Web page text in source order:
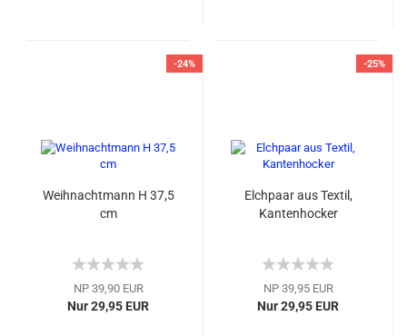
-24%
Weihnachtmann H 37,5
cm
NP 39,90 EUR
Nur 29,95 EUR
-25%
Elchpaar aus Textil,
Kantenhocker
NP 39,95 EUR
Nur 29,95 EUR